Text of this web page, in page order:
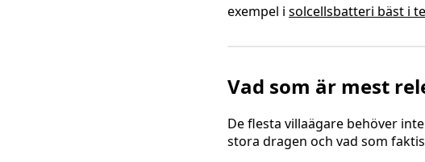
exempel i solcellsbatteri bäst i
Vad som är mest
De flesta villaägare behöver
stora dragen och vad som